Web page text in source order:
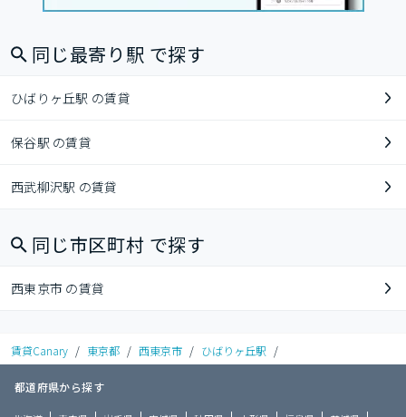
同じ最寄り駅 で探す
ひばりヶ丘駅 の賃貸
保谷駅 の賃貸
西武柳沢駅 の賃貸
同じ市区町村 で探す
西東京市 の賃貸
賃貸Canary / 東京都 / 西東京市 / ひばりヶ丘駅 /
都道府県から探す